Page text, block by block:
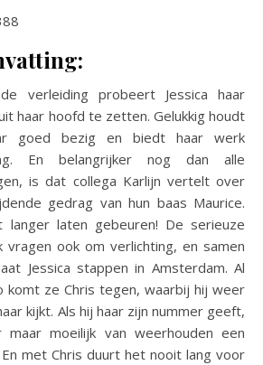
verleiding probeert Jessica haar
haar hoofd te zetten. Gelukkig houdt
goed bezig en biedt haar werk
En belangrijker nog dan alle
is dat collega Karlijn vertelt over
gedrag van hun baas Maurice.
langer laten gebeuren! De serieuze
vragen ook om verlichting, en samen
Jessica stappen in Amsterdam. Al
komt ze Chris tegen, waarbij hij weer
kijkt. Als hij haar zijn nummer geeft,
maar moeilijk van weerhouden een
met Chris duurt het nooit lang voor